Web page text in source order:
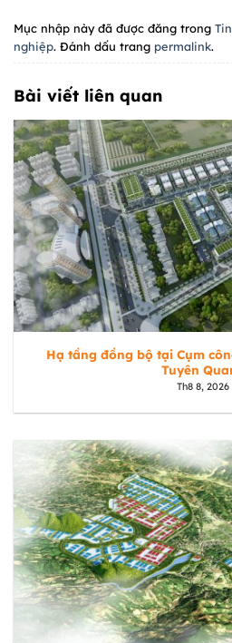
Mục nhập này đã được đăng trong
nghiệp. Đánh dấu trang permalink.
Bài viết liên quan
Hạ tầng đồng bộ tại Cụm
Tuyên
Th8 8, 2026